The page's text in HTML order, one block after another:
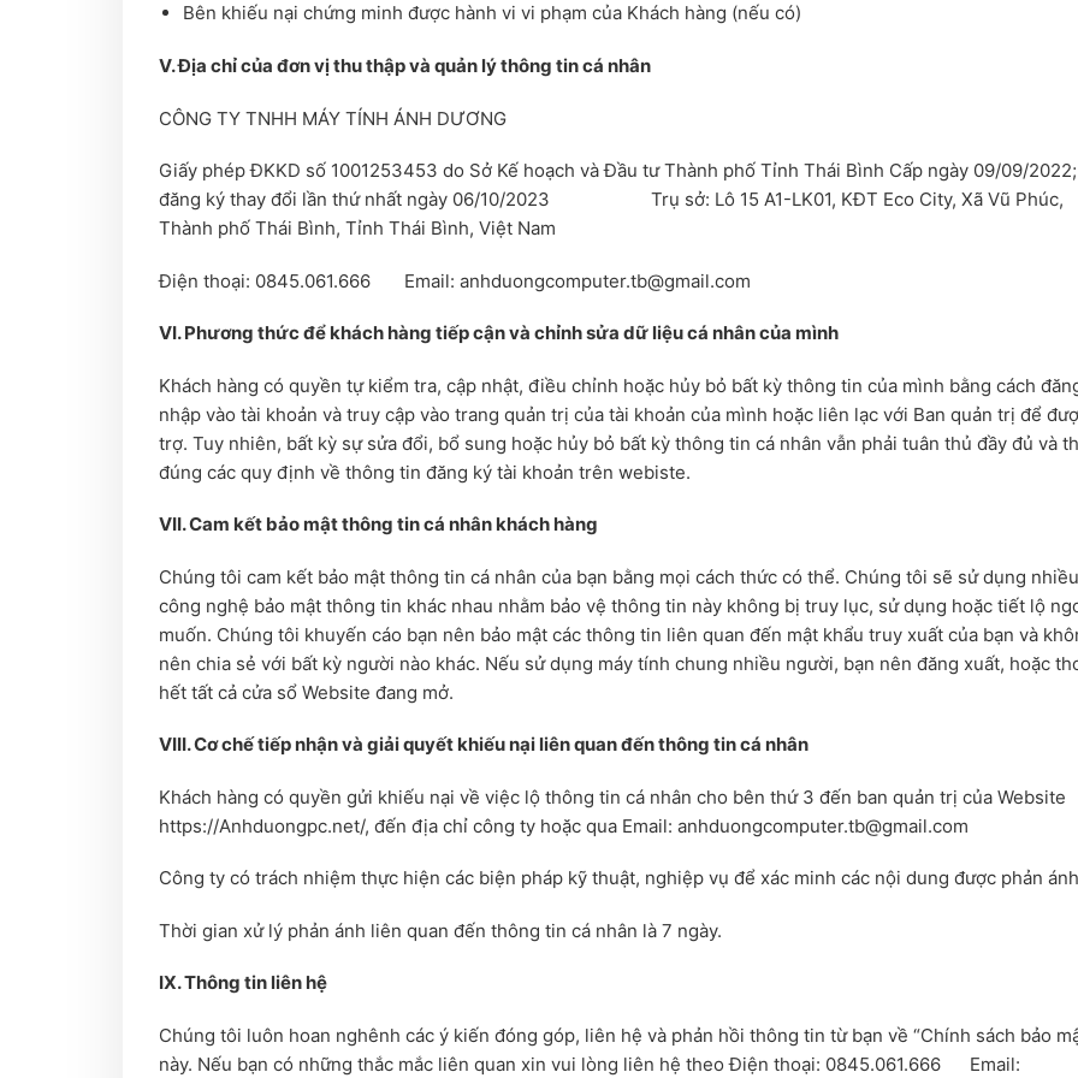
Bên khiếu nại chứng minh được hành vi vi phạm của Khách hàng (nếu có)
V. Địa chỉ của đơn vị thu thập và quản lý thông tin cá nhân
CÔNG TY TNHH MÁY TÍNH ÁNH DƯƠNG
Giấy phép ĐKKD số 1001253453 do Sở Kế hoạch và Đầu tư Thành phố Tỉnh Thái Bình Cấp ngày 09/09/2022;
đăng ký thay đổi lần thứ nhất ngày 06/10/2023 Trụ sở: Lô 15 A1-LK01, KĐT Eco City, Xã Vũ Phúc,
Thành phố Thái Bình, Tỉnh Thái Bình, Việt Nam
Điện thoại: 0845.061.666 Email: anhduongcomputer.tb@gmail.com
VI. Phương thức để khách hàng tiếp cận và chỉnh sửa dữ liệu cá nhân của mình
Khách hàng có quyền tự kiểm tra, cập nhật, điều chỉnh hoặc hủy bỏ bất kỳ thông tin của mình bằng cách
nhập vào tài khoản và truy cập vào trang quản trị của tài khoản của mình hoặc liên lạc với Ban quản trị để
trợ. Tuy nhiên, bất kỳ sự sửa đổi, bổ sung hoặc hủy bỏ bất kỳ thông tin cá nhân vẫn phải tuân thủ đầy đủ và
đúng các quy định về thông tin đăng ký tài khoản trên webiste.
VII. Cam kết bảo mật thông tin cá nhân khách hàng
Chúng tôi cam kết bảo mật thông tin cá nhân của bạn bằng mọi cách thức có thể. Chúng tôi sẽ sử dụng nhiều
công nghệ bảo mật thông tin khác nhau nhằm bảo vệ thông tin này không bị truy lục, sử dụng hoặc tiết lộ
muốn. Chúng tôi khuyến cáo bạn nên bảo mật các thông tin liên quan đến mật khẩu truy xuất của bạn và
nên chia sẻ với bất kỳ người nào khác. Nếu sử dụng máy tính chung nhiều người, bạn nên đăng xuất, hoặc
hết tất cả cửa sổ Website đang mở.
VIII. Cơ chế tiếp nhận và giải quyết khiếu nại liên quan đến thông tin cá nhân
Khách hàng có quyền gửi khiếu nại về việc lộ thông tin cá nhân cho bên thứ 3 đến ban quản trị của Website
https://Anhduongpc.net/, đến địa chỉ công ty hoặc qua Email: anhduongcomputer.tb@gmail.com
Công ty có trách nhiệm thực hiện các biện pháp kỹ thuật, nghiệp vụ để xác minh các nội dung được phản
Thời gian xử lý phản ánh liên quan đến thông tin cá nhân là 7 ngày.
IX. Thông tin liên hệ
Chúng tôi luôn hoan nghênh các ý kiến đóng góp, liên hệ và phản hồi thông tin từ bạn về “Chính sách bảo
này. Nếu bạn có những thắc mắc liên quan xin vui lòng liên hệ theo Điện thoại: 0845.061.666 Email: